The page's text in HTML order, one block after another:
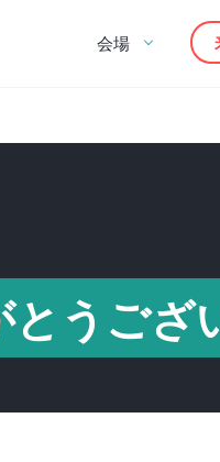
会場
うござ